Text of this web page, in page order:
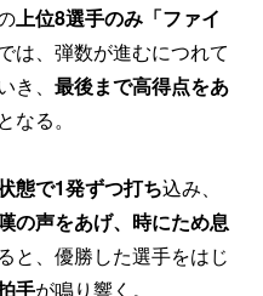
上位8選手のみ「ファイ
は、弾数が進むにつれて
き、 最後まで高得点をあ
となる。
態で1発ずつ打ち込み、
の声をあげ、時にため息
と、優勝した選手をはじ
手が鳴り響く。